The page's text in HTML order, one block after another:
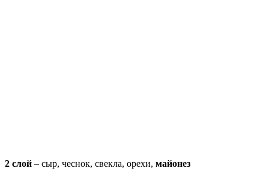
2 слой – сыр, чеснок, свекла, орехи, майонез